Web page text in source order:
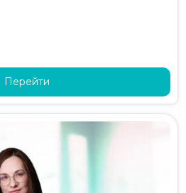
Перейти